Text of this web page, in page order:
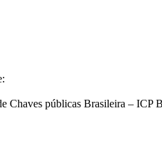
Chaves públicas Brasileira –